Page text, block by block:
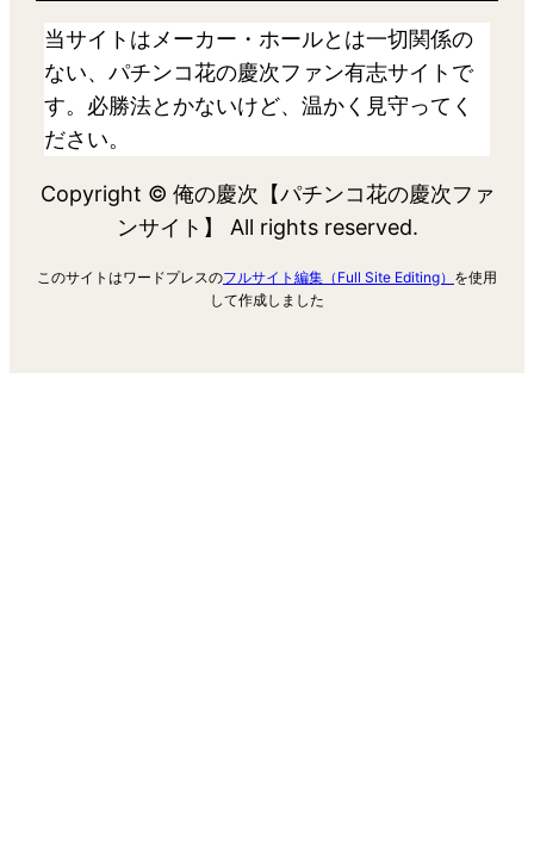
当サイトはメーカー・ホールとは一切関係の
ない、パチンコ花の慶次ファン有志サイトで
す。必勝法とかないけど、温かく見守ってく
ださい。
Copyright © 俺の慶次【パチンコ花の慶次ファ
ンサイト】 All rights reserved.
このサイトはワードプレスのフルサイト編集（Full Site Editing） を使用
して作成しました